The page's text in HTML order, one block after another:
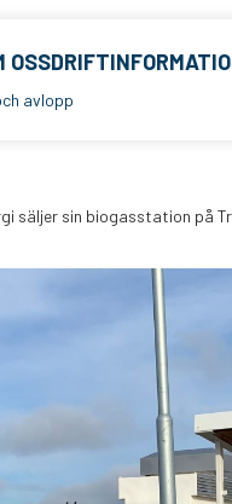
avlopp
OSS
säljer sin biogasstation på